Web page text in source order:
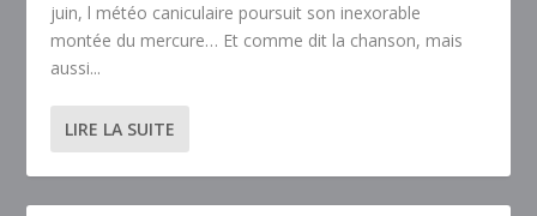
juin, l météo caniculaire poursuit son inexorable
montée du mercure… Et comme dit la chanson, mais
aussi...
LIRE LA SUITE